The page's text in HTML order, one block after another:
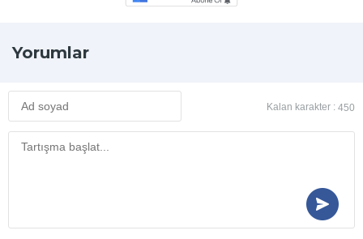
Yorumlar
Kalan karakter : 450